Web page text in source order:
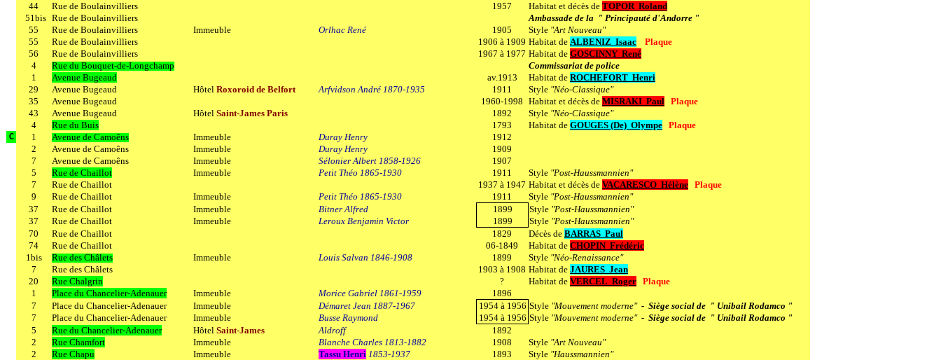
44
Rue de Boulainvilliers 1957 Habitat et décès de TOPOR Roland
51bis Rue de Boulainvilliers
Ambassade de la " Principauté d'Andorre "
55
Rue de Boulainvilliers Immeuble Orlhac René 1905 Style "Art Nouveau"
55
Rue de Boulainvilliers 1906 à 1909 Habitat de ALBENIZ Isaac
Plaque
56
Rue de Boulainvilliers 1967 à 1977 Habitat de GOSCINNY René
4
Rue du Bouquet-de-Longchamp
Commissariat de police
1
Avenue Bugeaud av.1913 Habitat de ROCHEFORT Henri
29
Avenue Bugeaud Hôtel Roxoroid de Belfort Arfvidson André 1870-1935 1911 Style "Néo-Classique"
35
Avenue Bugeaud 1960-1998 Habitat et décès de MISRAKI Paul Plaque
43
Avenue Bugeaud Hôtel Saint-James Paris 1892 Style "Néo-Classique"
4
Rue du Buis 1793 Habitat de GOUGES (De) Olympe Plaque
C 1 Avenue de Camoêns Immeuble Duray Henry
1912
2
Avenue de Camoêns Immeuble Duray Henry
1909
7
Avenue de Camoêns Immeuble Sélonier Albert 1858-1926
1907
5
Rue de Chaillot Immeuble Petit Théo 1865-1930 1911 Style "Post-Haussmannien"
7
Rue de Chaillot 1937 à 1947 Habitat et décès de VACARESCO Hélène Plaque
9
Rue de Chaillot Immeuble Petit Théo 1865-1930 1911 Style "Post-Haussmannien"
37
Rue de Chaillot Immeuble Bitner Alfred 1899 Style "Post-Haussmannien"
37
Rue de Chaillot Immeuble Leroux Benjamin Victor 1899 Style "Post-Haussmannien"
70
Rue de Chaillot 1829 Décès de BARRAS Paul
74
Rue de Chaillot 06-1849 Habitat de CHOPIN Frédéric
1bis
Rue des Châlets Immeuble Louis Salvan 1846-1908 1899 Style "Néo-Renaissance"
7
Rue des Châlets 1903 à 1908 Habitat de JAURES Jean
20
Rue Chalgrin ? Habitat de VERCEL Roger Plaque
1
Place du Chancelier-Adenauer Immeuble Morice Gabriel 1861-1959
1896
7
Place du Chancelier-Adenauer Immeuble Démaret Jean 1887-1967 1954 à 1956 Style "Mouvement moderne" - Siège social de " Unibail Rodamco "
7
Place du Chancelier-Adenauer Immeuble Busse Raymond 1954 à 1956 Style "Mouvement moderne" - Siège social de " Unibail Rodamco "
5
Rue du Chancelier-Adenauer Hôtel Saint-James Aldroff
1892
2
Rue Chamfort Immeuble Blanche Charles 1813-1882 1908 Style "Art Nouveau"
2
Rue Chapu Immeuble Tassu Henri 1853-1937 1893 Style "Haussmannien"